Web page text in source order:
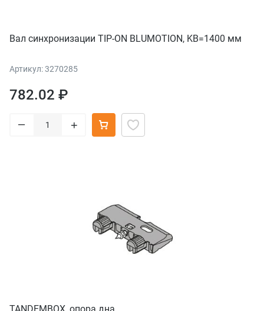
Вал синхронизации TIP-ON BLUMOTION, KB=1400 мм
Артикул: 3270285
782.02 ₽
– +